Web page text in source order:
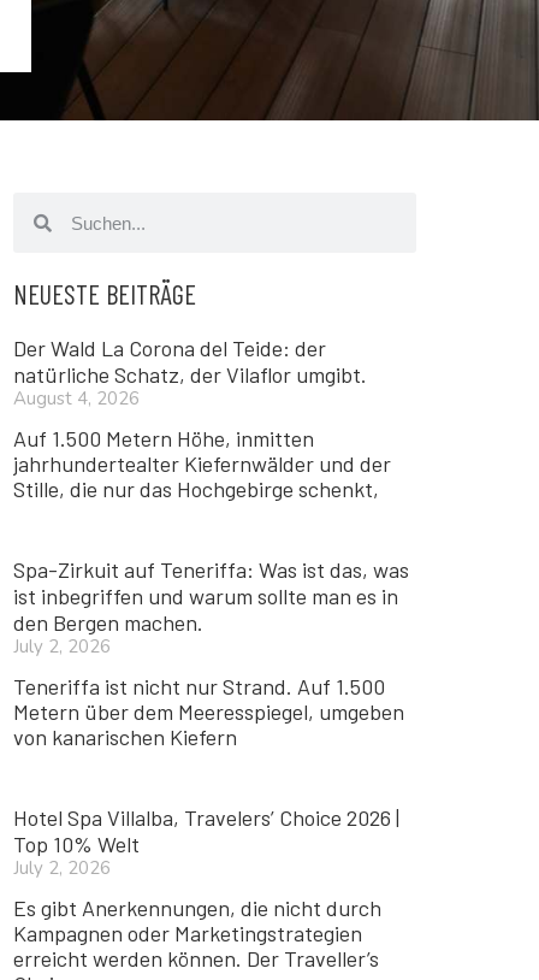
NEUESTE BEITRÄGE
Der Wald La Corona del Teide: der
natürliche Schatz, der Vilaflor umgibt.
August 4, 2026
Auf 1.500 Metern Höhe, inmitten
jahrhundertealter Kiefernwälder und der
Stille, die nur das Hochgebirge schenkt,
Spa-Zirkuit auf Teneriffa: Was ist das, was
ist inbegriffen und warum sollte man es in
den Bergen machen.
July 2, 2026
Teneriffa ist nicht nur Strand. Auf 1.500
Metern über dem Meeresspiegel, umgeben
von kanarischen Kiefern
Hotel Spa Villalba, Travelers’ Choice 2026 |
Top 10% Welt
July 2, 2026
Es gibt Anerkennungen, die nicht durch
Kampagnen oder Marketingstrategien
erreicht werden können. Der Traveller’s